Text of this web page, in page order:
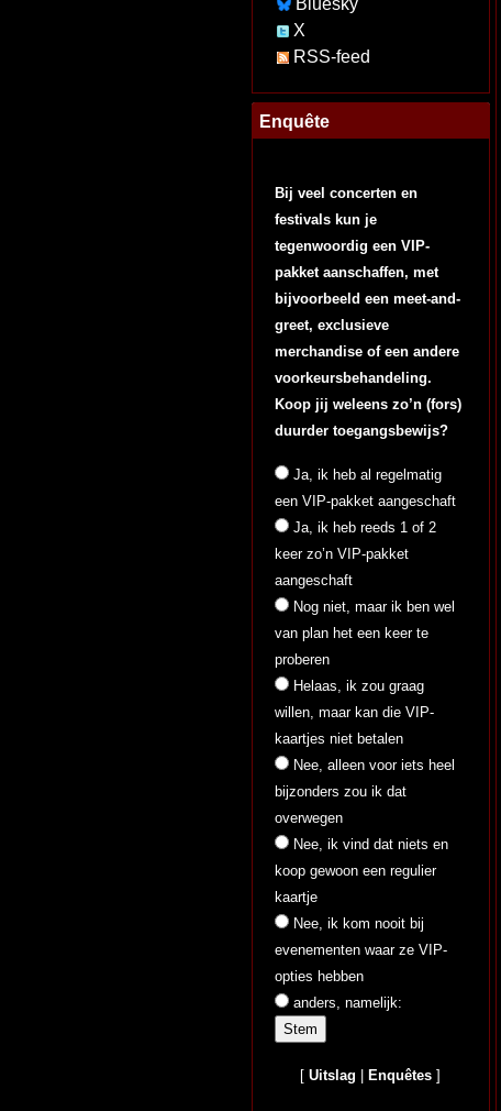
Bluesky
X
RSS-feed
Enquête
Bij veel concerten en
festivals kun je
tegenwoordig een VIP-
pakket aanschaffen, met
bijvoorbeeld een meet-and-
greet, exclusieve
merchandise of een andere
voorkeursbehandeling.
Koop jij weleens zo’n (fors)
duurder toegangsbewijs?
Ja, ik heb al regelmatig
een VIP-pakket aangeschaft
Ja, ik heb reeds 1 of 2
keer zo’n VIP-pakket
aangeschaft
Nog niet, maar ik ben wel
van plan het een keer te
proberen
Helaas, ik zou graag
willen, maar kan die VIP-
kaartjes niet betalen
Nee, alleen voor iets heel
bijzonders zou ik dat
overwegen
Nee, ik vind dat niets en
koop gewoon een regulier
kaartje
Nee, ik kom nooit bij
evenementen waar ze VIP-
opties hebben
anders, namelijk:
[Uitslag Enquêtes ]